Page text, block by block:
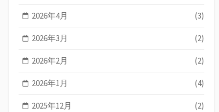
2026年4月 (3)
2026年3月 (2)
2026年2月 (2)
2026年1月 (4)
2025年12月 (2)